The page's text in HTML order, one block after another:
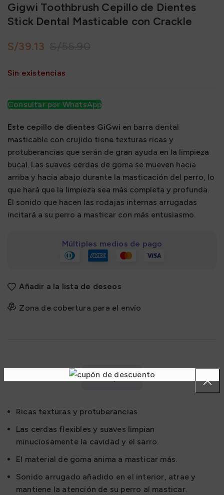
Gigwi Toothbrush Cepillo de Dientes
Stick Dental Masticable con Crackle
S/39.13
Sin existencias
Consultar por WhatsApp
Este cepillo de dientes GiGwi en barra dental
masticable con crujido tiene texturas ricas y
protuberancias que serán de gran ayuda en la limpieza
bucal. Las suaves cerdas de goma se mueven hacia
arriba y hacia abajo durante la masticación del perro, lo
que hará que la limpieza sea más completa y profunda.
El sonido que hacen las rodajas internas arrugadas
incitará a su perro a masticar con más entusiasmo.
Múltiples medios de pago
Añadir a la lista de deseos
Zona de cobertura para el envío
Descripción
Ricas texturas y protuberancias
Las cerdas flexibles y suaves limpian
minuciosamente la cavidad y el sarro.
El material de goma anima a masticar más.
Sonido arrugado añadido en el interior, atrae y
mantiene la atención de su perro al masticar.